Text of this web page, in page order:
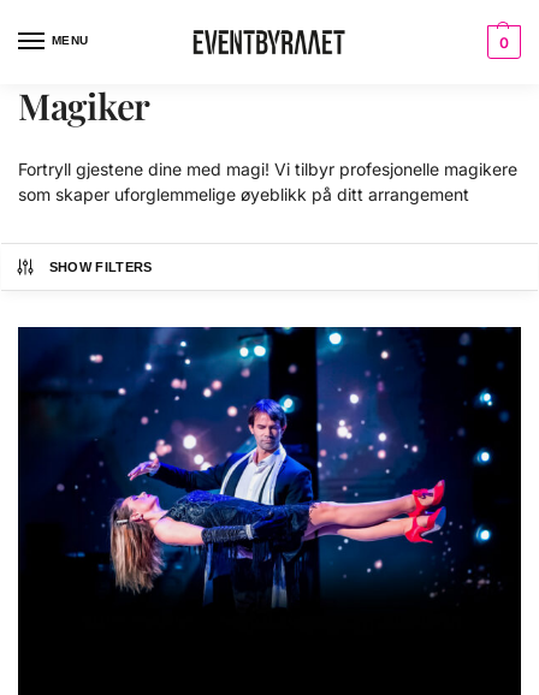
MENU 0
Magiker
Fortryll gjestene dine med magi! Vi tilbyr profesjonelle magikere
som skaper uforglemmelige øyeblikk på ditt arrangement
SHOW FILTERS